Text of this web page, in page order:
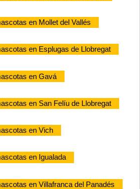
en Mollet del Vallés
en Esplugas de Llobregat
en Gavá
en San Felíu de Llobregat
en Vich
en Igualada
en Villafranca del Panadés